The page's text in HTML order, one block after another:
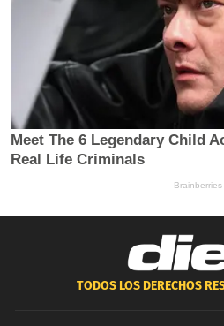
TODOS LOS DERECHOS